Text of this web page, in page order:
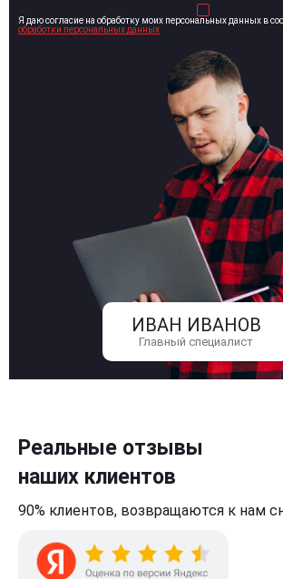
ИВАН ИВАНОВ
Главный специалист
Я даю согласие на обработку моих персональных данных в
обработки персональных данных
Реальные отзывы
наших клиентов
90% клиентов, возвращаются к нам